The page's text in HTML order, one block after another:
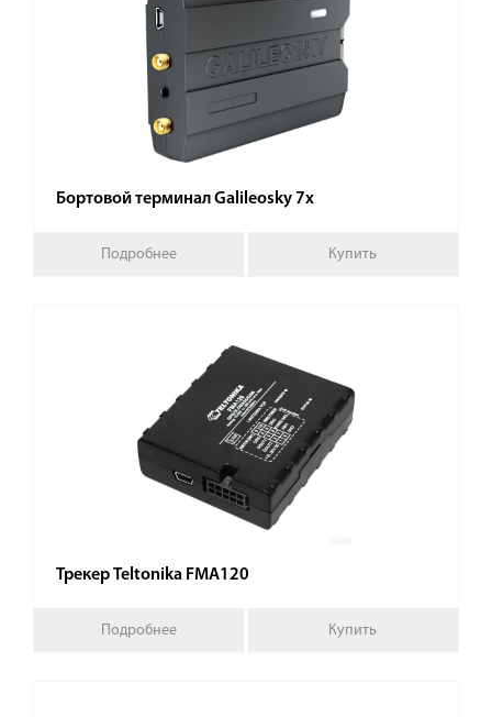
Бортовой терминал Galileosky 7x
Подробнее Купить
Трекер Teltonika FMA120
Подробнее Купить